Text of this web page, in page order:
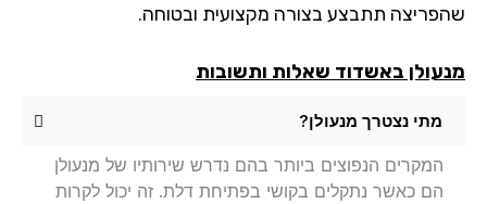
תתבצע בצורה מקצועית ובטוחה.
באשדוד שאלות ותשובות
מתי נצטרך מנעולן?
המקרים הנפוצים ביותר בהם נדרש שירותיו של מנעולן
הם כאשר נתקלים בקושי בפתיחת דלת. זה יכול לקרות